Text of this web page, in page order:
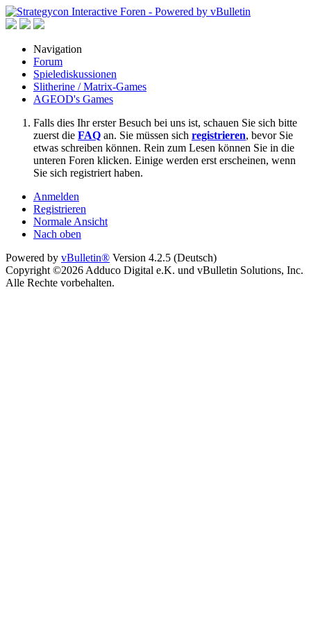
Navigation
Forum
Spielediskussionen
Slitherine / Matrix-Games
AGEOD's Games
Falls dies Ihr erster Besuch bei uns ist, schauen Sie sich bitte
zuerst die FAQ an. Sie müssen sich registrieren, bevor Sie
etwas schreiben können. Rein zum Lesen können Sie in die
unteren Foren klicken. Einige werden erst erscheinen, wenn
Sie sich registriert haben.
Anmelden
Registrieren
Normale Ansicht
Nach oben
Powered by vBulletin® Version 4.2.5 (Deutsch)
Copyright ©2026 Adduco Digital e.K. und vBulletin Solutions, Inc.
Alle Rechte vorbehalten.